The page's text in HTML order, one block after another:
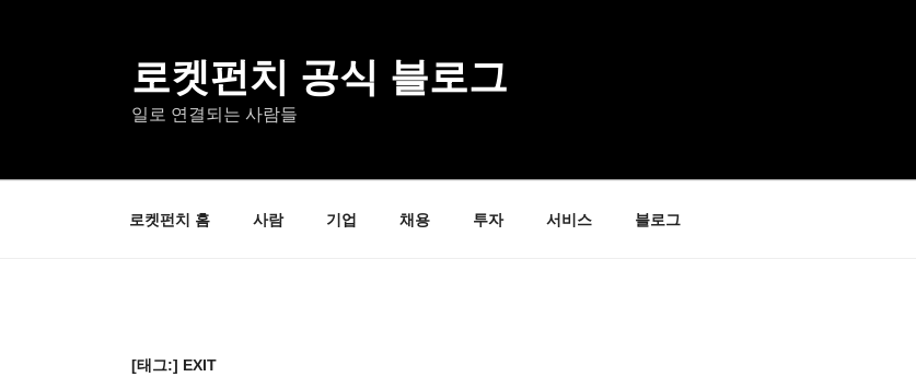
로켓펀치 공식 블로그
일로 연결되는 사람들
로켓펀치 홈 사람 기업 채용 투자 서비스 블로그
[태그:] EXIT